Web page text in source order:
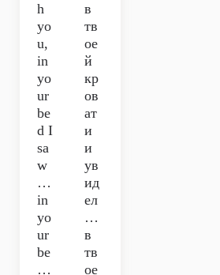
h
yo
u,
in
yo
ur
be
d I
sa
w
…
in
yo
ur
be
…
в
тв
ое
й
кр
ов
ат
и
и
ув
ид
ел
…
в
тв
ое